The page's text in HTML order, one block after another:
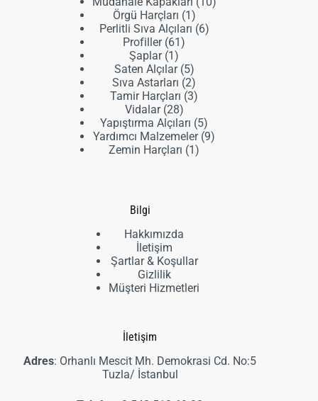
Örgü Harçları 1 1
ürün
Perlitli Sıva Alçıları 66
Profiller 6161
Şaplar 11
ürün
Saten Alçılar 55
ürün
Sıva Astarları 22
ürün
Tamir Harçları 33
Vidalar 2828
ürün
Yapıştırma Alçıları 55
ürün
Yardımcı Malzemeler 99
Zemin Harçları 11
Bilgi
Hakkımızda
İletişim
Şartlar & Koşullar
Gizlilik
Müşteri Hizmetleri
İletişim
Adres: Orhanlı Mescit Mh. Demokrasi Cd. No:5
Tuzla/ İstanbul